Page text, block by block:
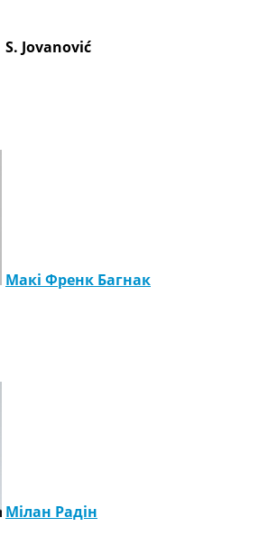
S. Jovanović
Макі Френк Багнак
Мілан Радін